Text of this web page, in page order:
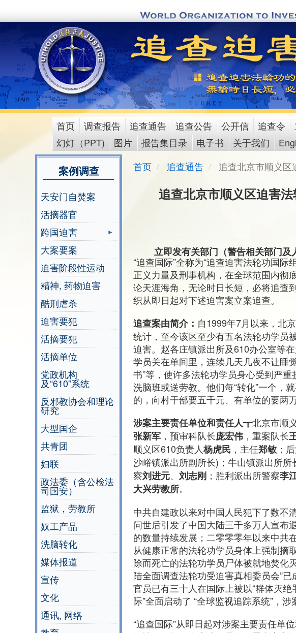
to
content
main
menu
首页 调查报告 追查通告 追查公告 公开信 追查令
幻灯（PPT)
图片 报告集目录 电子书 关于我们
案例调查
天安门自焚案
活摘器官
跨国迫害
大案要案
迫害阶段性运动
精神, 药物迫害
酷刑虐杀
迫害要犯
活摘要犯
活摘单位
党政机构
及“610”系统
反邪教协会和理论
研究
大型国企
共青团
妇联
政法委（含公检法
司国安）
监狱，劳教所
奴工产品
洗脑转化
媒体报道
宣传
文化
通讯, 网络
首页 追查通告 追查北京市顺义区
追查北京市顺义区迫害
立即发有关部门（警告相关部门及
“追查国际”全称为“追查迫害法轮功国
正义力量及刑事机构，在全球范围内彻
论天涯海角，无论时日长短，必将追查
织从即日起对下述迫害案立案追查。
追查案由简介： 自1999年7月以来，北
统计，至今该区至少有五名法轮功学员
迫害。赵各庄镇派出所及610办公室等
学员关在单间里，连续几天几夜不让睡
书”等，使许多法轮功学员身心受到严
洗脑班或送劳教。他们每“转化”一个，
的，向村干部要五千元、有单位的要两
涉案主要责任单位和责任人┱北京市顺
张新军 ，预审科队长庞宏伟 ，重案队长
顺义区610负责人杨虎民 ，主任郑敏 ；
沙峪镇派出所副所长)；牛山镇派出所所
察刘进元、 刘志刚 ；胜利派出所警察李
大兴劳教所。
中共自建政以来对中国人民犯下了数不
问世后引发了中国大陆三千多万人宣布
的数量持续发展；二零零零年以来中共
从健康正常的法轮功学员身体上强制摘
除而死亡的法轮功学员尸体被就地焚化
陆全面调查法轮功受迫害真相委员会”
官员已有三十人在国际上被以“群体灭
际”全面启动了 “全球监视追踪系统”，
“追查国际”从即日起对涉案主要责任单